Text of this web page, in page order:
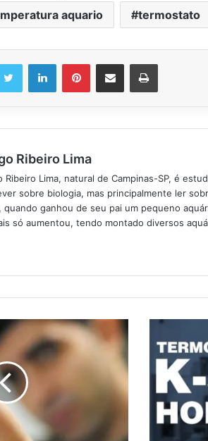
aquario termostato
Twitter LinkedinPinterestCompartilhar via e-mail Imprimir
Ribeiro Lima
Ribeiro Lima, natural de Campinas-SP, é
sobre biologia, mas principalmente ler
quando ganhou de seu pai um pequeno
só aumentou, tendo montado diversos